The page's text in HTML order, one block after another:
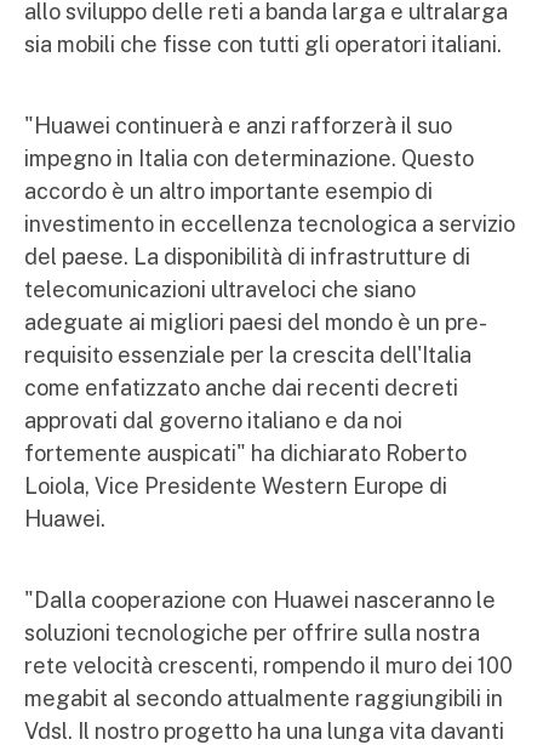
allo sviluppo delle reti a banda larga e ultralarga
sia mobili che fisse con tutti gli operatori italiani.
"Huawei continuerà e anzi rafforzerà il suo
impegno in Italia con determinazione. Questo
accordo è un altro importante esempio di
investimento in eccellenza tecnologica a servizio
del paese. La disponibilità di infrastrutture di
telecomunicazioni ultraveloci che siano
adeguate ai migliori paesi del mondo è un pre-
requisito essenziale per la crescita dell'Italia
come enfatizzato anche dai recenti decreti
approvati dal governo italiano e da noi
fortemente auspicati" ha dichiarato Roberto
Loiola, Vice Presidente Western Europe di
Huawei.
"Dalla cooperazione con Huawei nasceranno le
soluzioni tecnologiche per offrire sulla nostra
rete velocità crescenti, rompendo il muro dei 100
megabit al secondo attualmente raggiungibili in
Vdsl. Il nostro progetto ha una lunga vita davanti